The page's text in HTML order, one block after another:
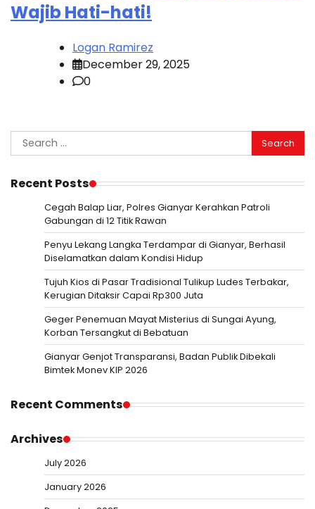
Wajib Hati-hati!
Logan Ramirez
December 29, 2025
0
Search
for:
Recent Posts
Cegah Balap Liar, Polres Gianyar Kerahkan Patroli
Gabungan di 12 Titik Rawan
Penyu Lekang Langka Terdampar di Gianyar, Berhasil
Diselamatkan dalam Kondisi Hidup
Tujuh Kios di Pasar Tradisional Tulikup Ludes Terbakar,
Kerugian Ditaksir Capai Rp300 Juta
Geger Penemuan Mayat Misterius di Sungai Ayung,
Korban Tersangkut di Bebatuan
Gianyar Genjot Transparansi, Badan Publik Dibekali
Bimtek Monev KIP 2026
Recent Comments
Archives
July 2026
January 2026